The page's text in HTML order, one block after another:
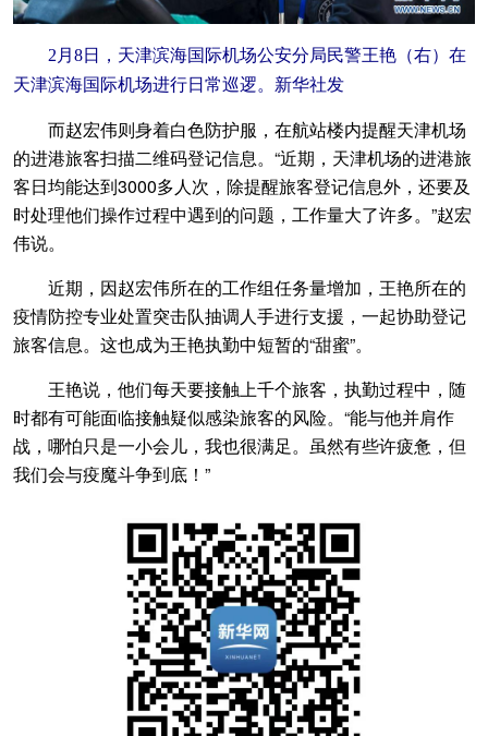
2月8日，天津滨海国际机场公安分局民警王艳（右）在
天津滨海国际机场进行日常巡逻。新华社发
而赵宏伟则身着白色防护服，在航站楼内提醒天津机场
的进港旅客扫描二维码登记信息。“近期，天津机场的进港旅
客日均能达到3000多人次，除提醒旅客登记信息外，还要及
时处理他们操作过程中遇到的问题，工作量大了许多。”赵宏
伟说。
近期，因赵宏伟所在的工作组任务量增加，王艳所在的
疫情防控专业处置突击队抽调人手进行支援，一起协助登记
旅客信息。这也成为王艳执勤中短暂的“甜蜜”。
王艳说，他们每天要接触上千个旅客，执勤过程中，随
时都有可能面临接触疑似感染旅客的风险。“能与他并肩作
战，哪怕只是一小会儿，我也很满足。虽然有些许疲惫，但
我们会与疫魔斗争到底！”